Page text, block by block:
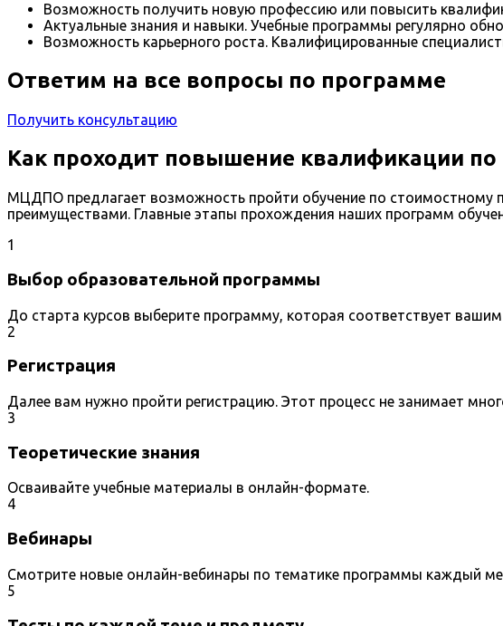
Возможность получить новую профессию или повысить
Актуальные знания и навыки. Учебные программы регулярно
Возможность карьерного роста. Квалифицированные
Ответим на все вопросы по программе
Получить консультацию
Как проходит повышение квалификации
МЦДПО предлагает возможность пройти обучение по стоимостному
преимуществами. Главные этапы прохождения наших программ
1
Выбор образовательной программы
До старта курсов выберите программу, которая соответствует
2
Регистрация
Далее вам нужно пройти регистрацию. Этот процесс не занимает
3
Теоретические знания
Осваивайте учебные материалы в онлайн-формате.
4
Вебинары
Смотрите новые онлайн-вебинары по тематике программы каждый
5